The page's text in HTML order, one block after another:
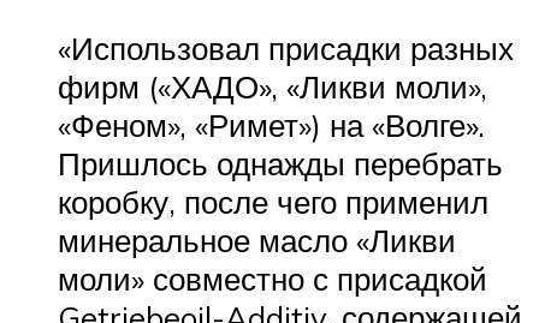
«Использовал присадки разных
фирм («ХАДО», «Ликви моли»,
«Феном», «Римет») на «Волге».
Пришлось однажды перебрать
коробку, после чего применил
минеральное масло «Ликви
моли» совместно с присадкой